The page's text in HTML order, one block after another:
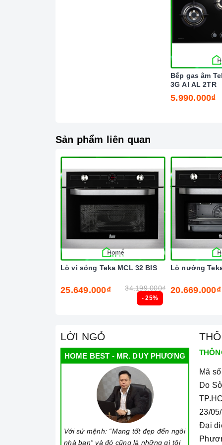
Bếp gas âm
3G AI AL 2TR
5.990.000₫
Sản phẩm liên quan
- 25%
Lò vi sóng Teka MCL 32 BIS
25.649.000₫ 34.199.000₫
Lò nướng
20.669.000₫
LỜI NGỎ
HOME BEST - MR. DUY PHƯƠNG
Với sứ mệnh: “Mang tốt đẹp đến ngôi
nhà bạn” và đó cũng là những gì tôi
Mã
Do
23/
Đại